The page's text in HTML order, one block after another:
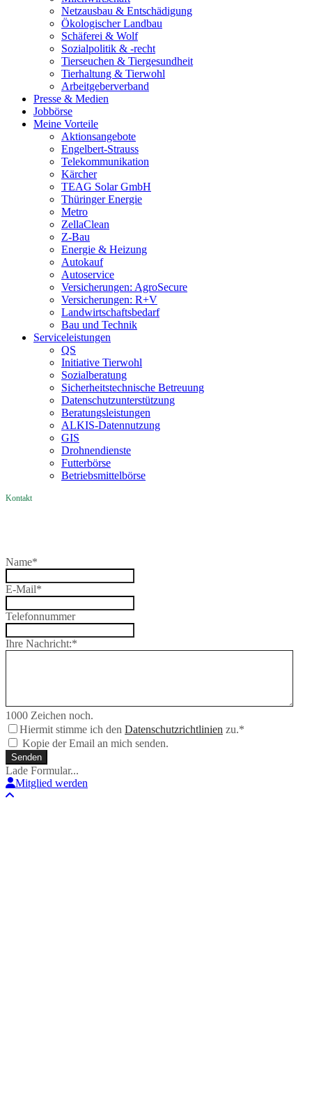
Netzausbau & Entschädigung
Ökologischer Landbau
Schäferei & Wolf
Sozialpolitik & -recht
Tierseuchen & Tiergesundheit
Tierhaltung & Tierwohl
Arbeitgeberverband
Presse & Medien
Jobbörse
Meine Vorteile
Aktionsangebote
Engelbert-Strauss
Telekommunikation
Kärcher
TEAG Solar GmbH
Thüringer Energie
Metro
ZellaClean
Z-Bau
Energie & Heizung
Autokauf
Autoservice
Versicherungen: AgroSecure
Versicherungen: R+V
Landwirtschaftsbedarf
Bau und Technik
Service­­leistungen
QS
Initiative Tierwohl
Sozialberatung
Sicherheitstechnische Betreuung
Datenschutzunterstützung
Beratungsleistungen
ALKIS-Datennutzung
GIS
Drohnendienste
Futterbörse
Betriebsmittelbörse
Kontakt
Name*
E-Mail*
Telefonnummer
Ihre Nachricht:*
1000 Zeichen noch.
Hiermit stimme ich den Datenschutzrichtlinien zu.*
Kopie der Email an mich senden.
Senden
Lade Formular...
Mitglied werden